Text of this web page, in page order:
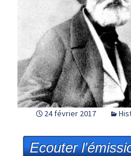
24 février 2017
Ecouter